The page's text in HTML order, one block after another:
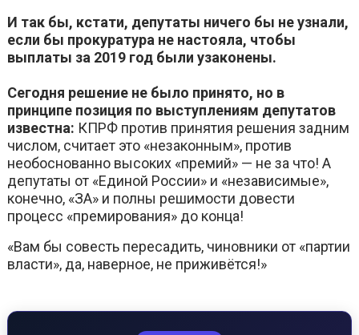
И так бы, кстати, депутаты ничего бы не узнали,
если бы прокуратура не настояла, чтобы
выплаты за 2019 год были узаконены.
Сегодня решение не было принято, но в
принципе позиция по выступлениям депутатов
известна: КПРФ против принятия решения задним
числом, считает это «незаконным», против
необоснованно высоких «премий» — не за что! А
депутаты от «Единой России» и «независимые»,
конечно, «ЗА» и полны решимости довести
процесс «премирования» до конца!
«Вам бы совесть пересадить, чиновники от «партии
власти», да, наверное, не приживётся!»